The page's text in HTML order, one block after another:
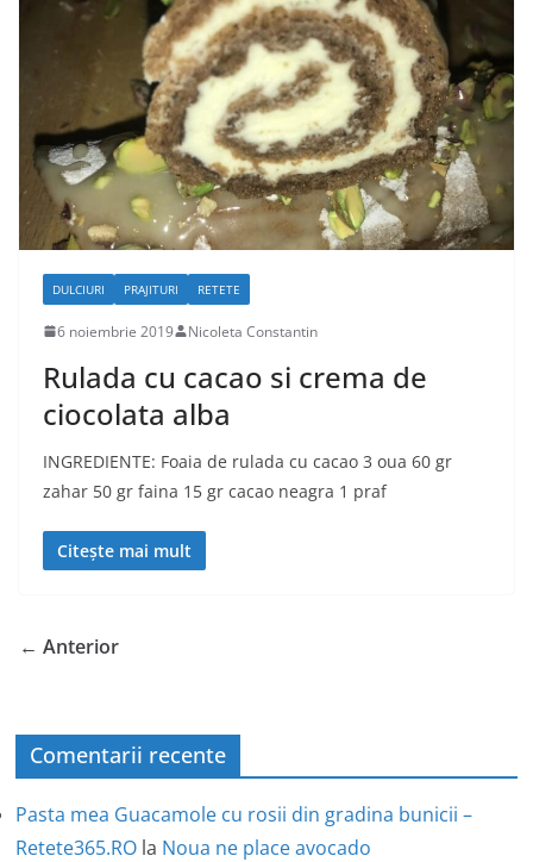
DULCIURI PRAJITURI RETETE
6 noiembrie 2019 Nicoleta Constantin
Rulada cu cacao si crema de
ciocolata alba
INGREDIENTE: Foaia de rulada cu cacao 3 oua 60 gr
zahar 50 gr faina 15 gr cacao neagra 1 praf
Citește mai mult
← Anterior
Comentarii recente
Pasta mea Guacamole cu rosii din gradina bunicii –
Retete365.RO la Noua ne place avocado